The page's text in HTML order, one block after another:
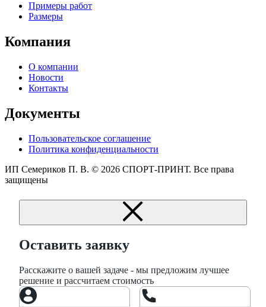
Примеры работ
Размеры
Компания
О компании
Новости
Контакты
Документы
Пользовательское соглашение
Политика конфиденциальности
ИП Семериков П. В. © 2026 СПОРТ-ПРИНТ. Все права
защищены
Оставить заявку
Расскажите о вашей задаче - мы предложим лучшее
решение и рассчитаем стоимость